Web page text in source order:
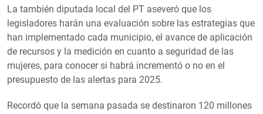
La también diputada local del PT aseveró que los
legisladores harán una evaluación sobre las estrategias que
han implementado cada municipio, el avance de aplicación
de recursos y la medición en cuanto a seguridad de las
mujeres, para conocer si habrá incrementó o no en el
presupuesto de las alertas para 2025.
Recordó que la semana pasada se destinaron 120 millones